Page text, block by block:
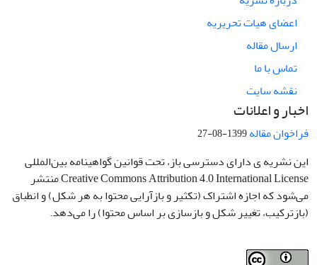
اعضای هیات تحریریه
ارسال مقاله
تماس با ما
نقشه سایت
اخبار و اعلانات
فراخوان مقاله1399-08-27
این نشریه ی دارای دسترسی باز، تحت قوانین گواهینامه بین‌المللی
Creative Commons Attribution 4.0 International License منتشر
می‌شود که اجازه اشتراک (تکثیر و بازآرایی محتوا به هر شکل) و انطباق
(بازترکیب، تغییر شکل و بازسازی بر اساس محتوا) را می‌دهد.